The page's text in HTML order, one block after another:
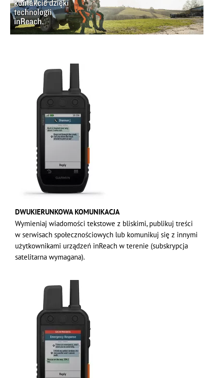
DWUKIERUNKOWA KOMUNIKACJA
Wymieniaj wiadomości tekstowe z bliskimi, publikuj treści
w serwisach społecznościowych lub komunikuj się z innymi
użytkownikami urządzeń inReach w terenie (subskrypcja
satelitarna wymagana).